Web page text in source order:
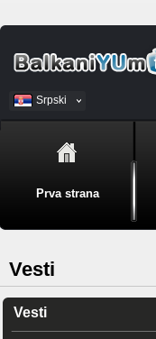
Srpski
BiH
Prva strana
Vesti
Vesti